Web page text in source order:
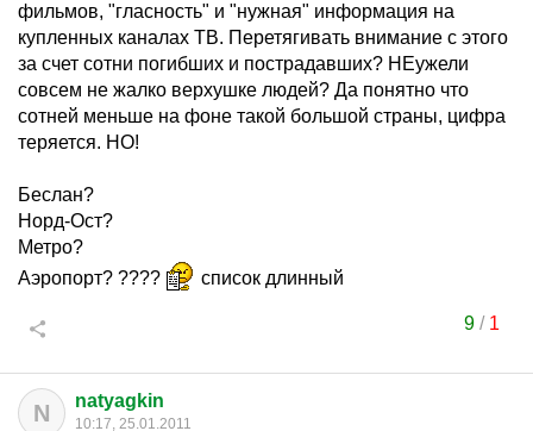
фильмов, "гласность" и "нужная" информация на
купленных каналах ТВ. Перетягивать внимание с этого
за счет сотни погибших и пострадавших? НЕужели
совсем не жалко верхушке людей? Да понятно что
сотней меньше на фоне такой большой страны, цифра
теряется. НО!
Беслан?
Норд-Ост?
Метро?
Аэропорт? ????
список длинный
9/ 1
N natyagkin
10:17, 25.01.2011